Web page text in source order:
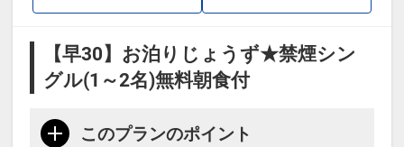
【早30】お泊りじょうず★禁煙シン
グル(1～2名)無料朝食付
このプランのポイント